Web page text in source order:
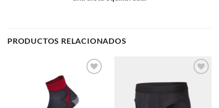
PRODUCTOS RELACIONADOS
wishlist